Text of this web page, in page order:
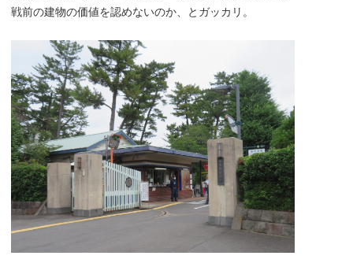
戦前の建物の価値を認めないのか、とガッカリ。